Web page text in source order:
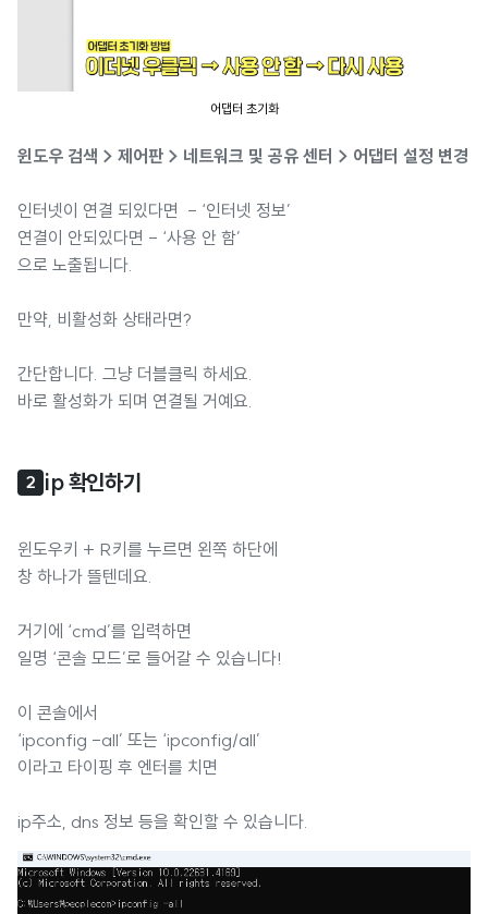
어댑터 초기화
윈도우 검색 > 제어판 > 네트워크 및 공유 센터 > 어댑터 설정 변경
인터넷이 연결 되있다면 - ‘인터넷 정보’
연결이 안되있다면 - ‘사용 안 함’
으로 노출됩니다.
만약, 비활성화 상태라면?
간단합니다. 그냥 더블클릭 하세요.
바로 활성화가 되며 연결될 거예요.
2 ip 확인하기
윈도우키 + R키를 누르면 왼쪽 하단에
창 하나가 뜰텐데요.
거기에 ‘cmd’를 입력하면
일명 ‘콘솔 모드’로 들어갈 수 있습니다!
이 콘솔에서
‘ipconfig -all’ 또는 ‘ipconfig/all’
이라고 타이핑 후 엔터를 치면
ip주소, dns 정보 등을 확인할 수 있습니다.